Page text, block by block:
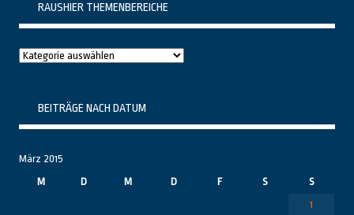
RAUSHIER THEMENBEREICHE
Raushier
BEITRÄGE NACH DATUM
März 2015
M
D M D F S
S
1